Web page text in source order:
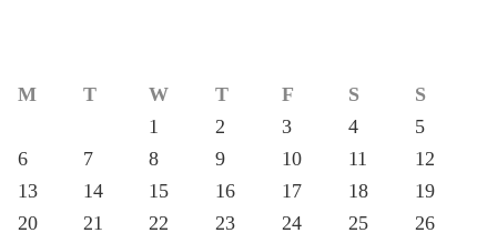
M T W T F S
S
1
2 3 4
5
6
7 8 9 10 11
12
13
14 15 16 17 18
19
20
21 22 23 24 25
26